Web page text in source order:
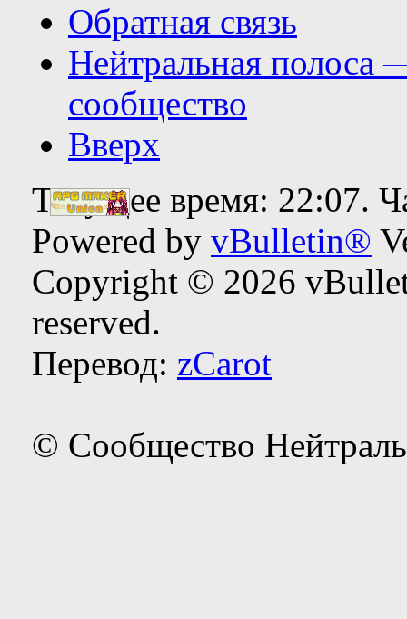
Обратная связь
Нейтральная полоса
сообщество
Вверх
Текущее время: 22:07.
Powered by vBulletin®
Copyright © 2026
reserved.
Перевод: zCarot
© Сообщество